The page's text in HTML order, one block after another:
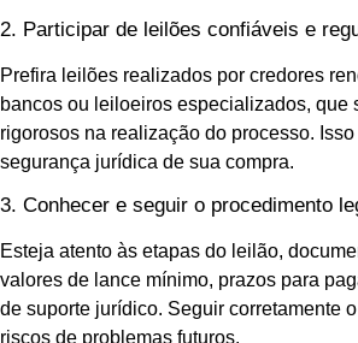
2. Participar de leilões confiáveis e
Prefira leilões realizados por credores
bancos ou leiloeiros especializados, que
rigorosos na realização do processo.
segurança jurídica de sua compra.
3. Conhecer e seguir o procedimento
Esteja atento às etapas do leilão,
valores de lance mínimo, prazos para
de suporte jurídico. Seguir corretamente
riscos de problemas futuros.